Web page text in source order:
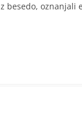
besedo, oznanjali